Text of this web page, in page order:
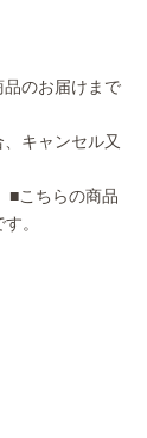
のお届けまで
キャンセル又
■こちらの商品
。